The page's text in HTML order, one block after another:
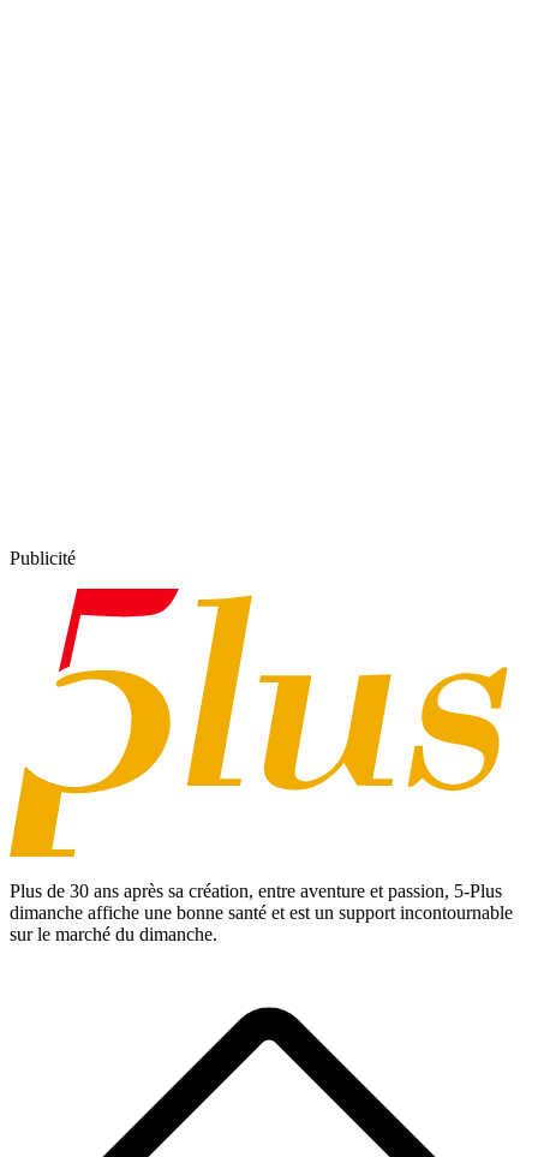
Publicité
Plus de 30 ans après sa création, entre aventure et passion, 5-Plus
dimanche affiche une bonne santé et est un support incontournable
sur le marché du dimanche.